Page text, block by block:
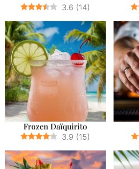
3.6 (14)
Frozen Daïquirito
3.9 (15)